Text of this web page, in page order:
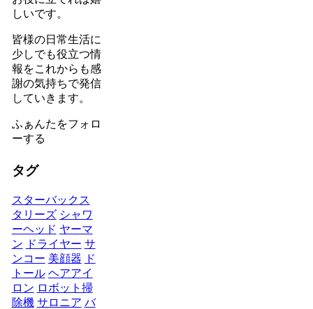
しいです。
皆様の日常生活に
少しでも役立つ情
報をこれからも感
謝の気持ちで発信
していきます。
ふぁんたをフォロ
ーする
タグ
スターバックス
タリーズ シャワ
ーヘッド ヤーマ
ン ドライヤー サ
ンコー 美顔器 ド
トール ヘアアイ
ロン ロボット掃
除機 サロニア バ